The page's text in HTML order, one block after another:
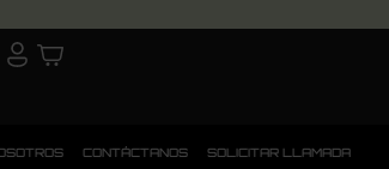
CONTÁCTANOS SOLICITAR LLAMADA